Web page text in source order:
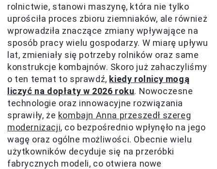
rolnictwie, stanowi maszynę, która nie tylko
uprościła proces zbioru ziemniaków, ale również
wprowadziła znaczące zmiany wpływające na
sposób pracy wielu gospodarzy. W miarę upływu
lat, zmieniały się potrzeby rolników oraz same
konstrukcje kombajnów. Skoro już zahaczyliśmy
o ten temat to sprawdź, kiedy rolnicy mogą
liczyć na dopłaty w 2026 roku. Nowoczesne
technologie oraz innowacyjne rozwiązania
sprawiły, że kombajn Anna przeszedł szereg
modernizacji, co bezpośrednio wpłynęło na jego
wagę oraz ogólne możliwości. Obecnie wielu
użytkowników decyduje się na przeróbki
fabrycznych modeli, co otwiera nowe